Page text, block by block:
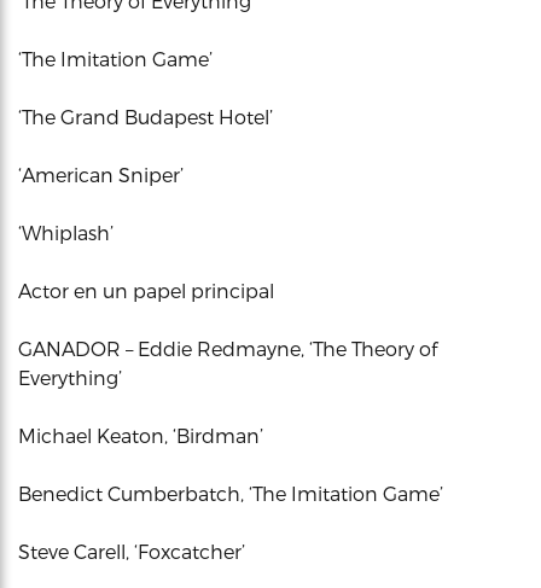
‘The Imitation Game’
‘The Grand Budapest Hotel’
‘American Sniper’
‘Whiplash’
Actor en un papel principal
GANADOR – Eddie Redmayne, ‘The Theory of
Everything’
Michael Keaton, ‘Birdman’
Benedict Cumberbatch, ‘The Imitation Game’
Steve Carell, ‘Foxcatcher’